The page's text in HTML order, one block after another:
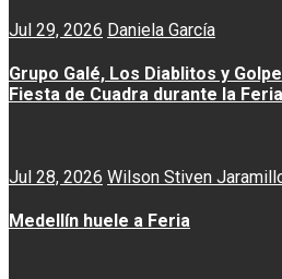
Jul 29, 2026 Daniela García
Grupo Galé, Los Diablitos y
Fiesta de Cuadra durante la
Jul 28, 2026 Wilson Stiven
Medellín huele a Feria